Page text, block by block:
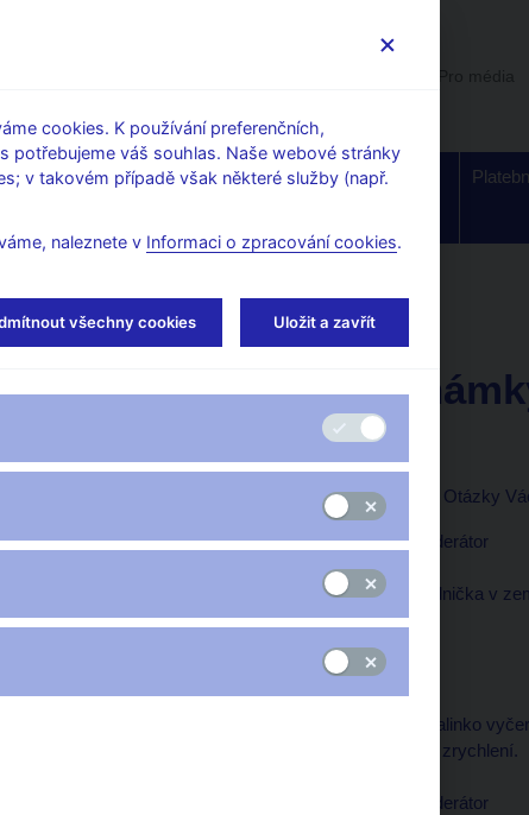
Finanční
Dohled a
Bankovky a
pro média Autorské články, rozhovory
Vidíme
recesi
(ČT 24 6. 1. 2019, pořad Otázky
Václav MORAVEC, moderátor
--------------------
Tady je zpravodajská jednička v
začne mluvit?
úvodní slovo
--------------------
Česká ekonomika se malinko
nějakému výraznějšímu zrychlení.
Václav MORAVEC, moderátor
rozhovory
guvernéra
cookies. K používání preferenčních,
potřebujeme váš souhlas. Naše webové stránky
v takovém případě však některé služby (např.
naleznete v Informaci o zpracování cookies.
všechny cookies Uložit a zavřít